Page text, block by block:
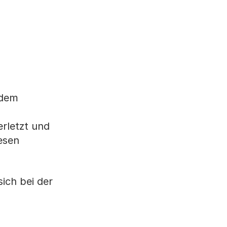
und
bei der